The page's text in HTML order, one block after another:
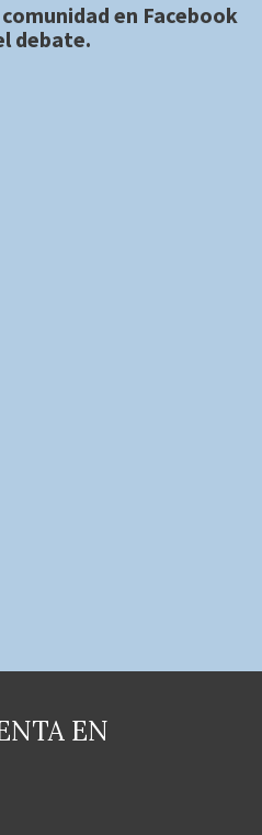
en Facebook
debate.
EN